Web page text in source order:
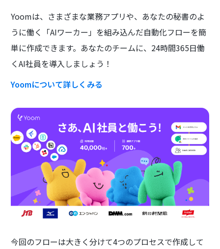
Yoomは、さまざまな業務アプリや、あなたの秘書のよ
うに働く「AIワーカー」を組み込んだ自動化フローを簡
単に作成できます。あなたのチームに、24時間365日働
くAI社員を導入しましょう！
Yoomについて詳しくみる
今回のフローは大きく分けて4つのプロセスで作成して